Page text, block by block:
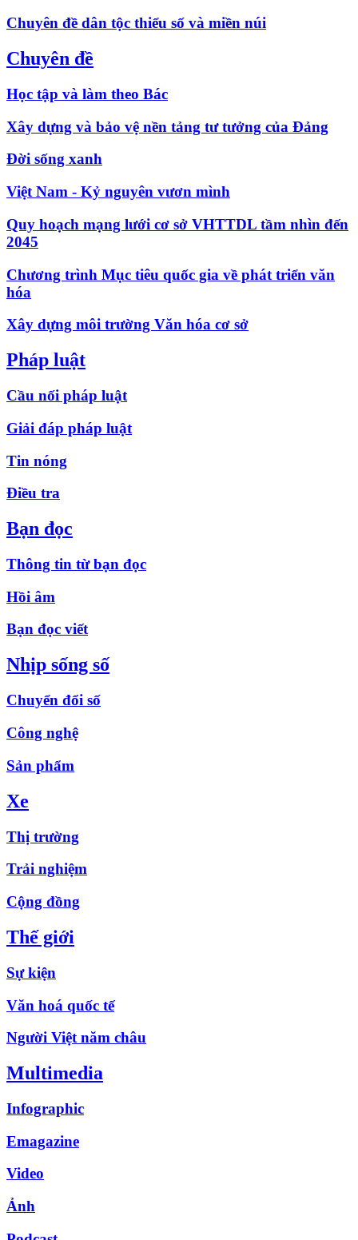
Chuyên đề dân tộc thiểu số và miền núi
Chuyên đề
Học tập và làm theo Bác
Xây dựng và bảo vệ nền tảng tư tưởng của Đảng
Đời sống xanh
Việt Nam - Kỷ nguyên vươn mình
Quy hoạch mạng lưới cơ sở VHTTDL tầm nhìn đến
2045
Chương trình Mục tiêu quốc gia về phát triển văn
hóa
Xây dựng môi trường Văn hóa cơ sở
Pháp luật
Cầu nối pháp luật
Giải đáp pháp luật
Tin nóng
Điều tra
Bạn đọc
Thông tin từ bạn đọc
Hồi âm
Bạn đọc viết
Nhịp sống số
Chuyển đổi số
Công nghệ
Sản phẩm
Xe
Thị trường
Trải nghiệm
Cộng đồng
Thế giới
Sự kiện
Văn hoá quốc tế
Người Việt năm châu
Multimedia
Infographic
Emagazine
Video
Ảnh